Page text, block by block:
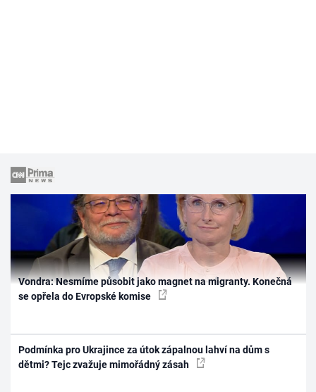
Vondra: Nesmíme působit jako magnet na migranty. Konečná
se opřela do Evropské komise
Podmínka pro Ukrajince za útok zápalnou lahví na dům s
dětmi? Tejc zvažuje mimořádný zásah